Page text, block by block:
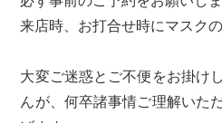
来店時、お打合せ時にマスク
大変ご迷惑とご不便をお掛け
んが、何卒諸事情ご理解いた